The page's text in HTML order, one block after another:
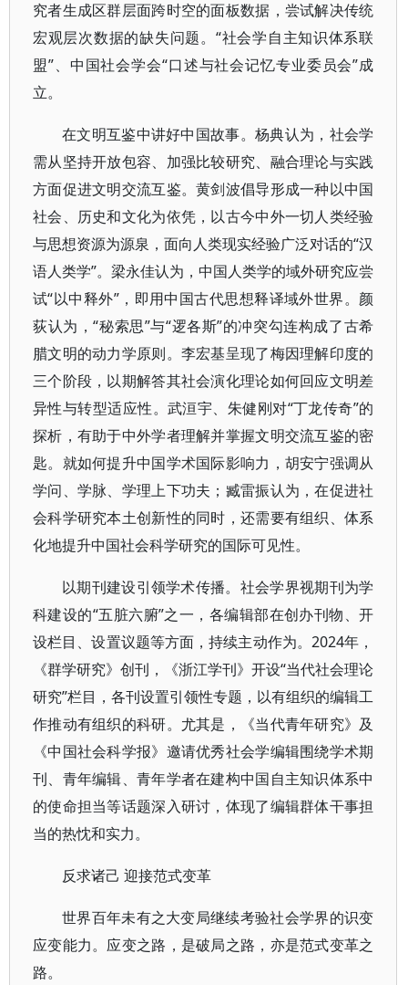
究者生成区群层面跨时空的面板数据，尝试解决传统
宏观层次数据的缺失问题。“社会学自主知识体系联
盟”、中国社会学会“口述与社会记忆专业委员会”成
立。
在文明互鉴中讲好中国故事。杨典认为，社会学
需从坚持开放包容、加强比较研究、融合理论与实践
方面促进文明交流互鉴。黄剑波倡导形成一种以中国
社会、历史和文化为依凭，以古今中外一切人类经验
与思想资源为源泉，面向人类现实经验广泛对话的“汉
语人类学”。梁永佳认为，中国人类学的域外研究应尝
试“以中释外”，即用中国古代思想释译域外世界。颜
荻认为，“秘索思”与“逻各斯”的冲突勾连构成了古希
腊文明的动力学原则。李宏基呈现了梅因理解印度的
三个阶段，以期解答其社会演化理论如何回应文明差
异性与转型适应性。武洹宇、朱健刚对“丁龙传奇”的
探析，有助于中外学者理解并掌握文明交流互鉴的密
匙。就如何提升中国学术国际影响力，胡安宁强调从
学问、学脉、学理上下功夫；臧雷振认为，在促进社
会科学研究本土创新性的同时，还需要有组织、体系
化地提升中国社会科学研究的国际可见性。
以期刊建设引领学术传播。社会学界视期刊为学
科建设的“五脏六腑”之一，各编辑部在创办刊物、开
设栏目、设置议题等方面，持续主动作为。2024年，
《群学研究》创刊，《浙江学刊》开设“当代社会理论
研究”栏目，各刊设置引领性专题，以有组织的编辑工
作推动有组织的科研。尤其是，《当代青年研究》及
《中国社会科学报》邀请优秀社会学编辑围绕学术期
刊、青年编辑、青年学者在建构中国自主知识体系中
的使命担当等话题深入研讨，体现了编辑群体干事担
当的热忱和实力。
反求诸己 迎接范式变革
世界百年未有之大变局继续考验社会学界的识变
应变能力。应变之路，是破局之路，亦是范式变革之
路。